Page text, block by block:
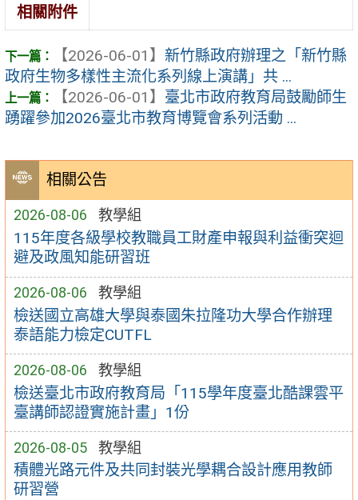
相關公告
2026-08-06 教學組
115年度各級學校教職員工財產申報與利益衝突迴
避及政風知能研習班
2026-08-06 教學組
檢送國立高雄大學與泰國朱拉隆功大學合作辦理
泰語能力檢定CUTFL
2026-08-06 教學組
檢送臺北市政府教育局「115學年度臺北酷課雲平
臺講師認證實施計畫」1份
2026-08-05 教學組
積體光路元件及共同封裝光學耦合設計應用教師
研習營
相關附件
【2026-06-01】 新竹縣政府辦理之「新竹縣
政府生物多樣性主流化系列線上演講」共 ...
【2026-06-01】 臺北市政府教育局鼓勵師生
踴躍參加2026臺北市教育博覽會系列活動 ...